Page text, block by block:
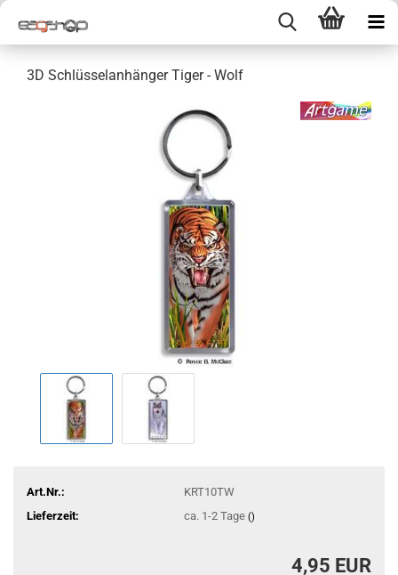
3D Schlüsselanhänger Tiger - Wolf
Art.Nr.:
KRT10TW
Lieferzeit:
ca. 1-2 Tage ()
4,95 EUR